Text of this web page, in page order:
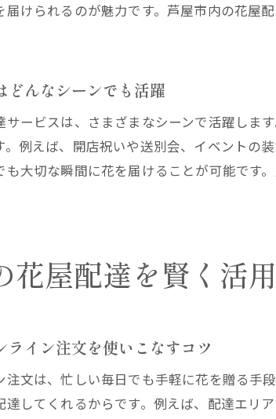
届けられるのが魅力です。芦屋市内の花屋
どんなシーンでも活躍
サービスは、さまざまなシーンで活躍しま
。例えば、開店祝いや送別会、イベントの
も大切な瞬間に花を届けることが可能です
花屋配達を賢く活
ライン注文を使いこなすコツ
注文は、忙しい毎日でも手軽に花を贈る手
達してくれるからです。例えば、配達エリ